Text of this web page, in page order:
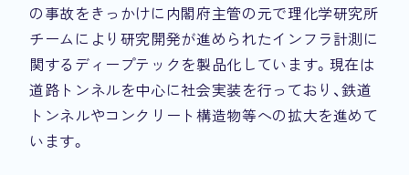
の事故をきっかけに内閣府主管の元で理化学研究所
チームにより研究開発が進められたインフラ計測に
関するディープテックを製品化しています。現在は
道路トンネルを中心に社会実装を行っており、鉄道
トンネルやコンクリート構造物等への拡大を進めて
います。